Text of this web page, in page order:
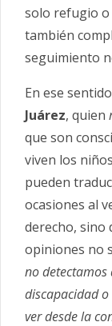
solo refugio o
también
seguimiento
En ese
Juárez, quien
que son
viven los
pueden
ocasiones al
derecho, sino
opiniones no
no detectamos
discapacidad
ver desde la